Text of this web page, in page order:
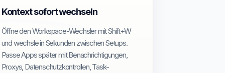
Kontext sofort wechseln
Öffne den Workspace-Wechsler mit Shift+W
und wechsle in Sekunden zwischen Setups.
Passe Apps später mit Benachrichtigungen,
Proxys, Datenschutzkontrollen, Task-